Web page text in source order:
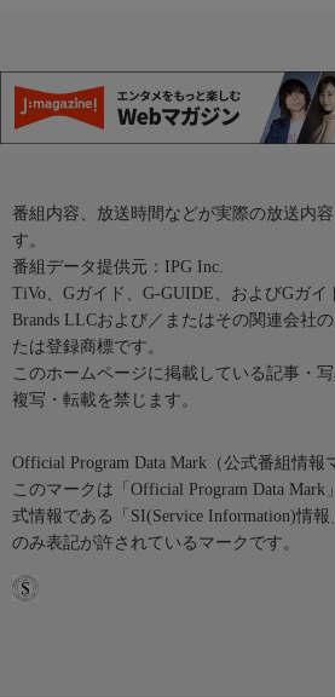
番組内容、放送時間などが実際の放送内
す。
番組データ提供元：IPG Inc.
TiVo、Gガイド、G-GUIDE、およびGガイ
Brands LLCおよび／またはその関連会社
たは登録商標です。
このホームページに掲載している記事・
複写・転載を禁じます。
Official Program Data Mark（公式番組情報
このマークは「Official Program Data
式情報である「SI(Service Information)情
のみ表記が許されているマークです。